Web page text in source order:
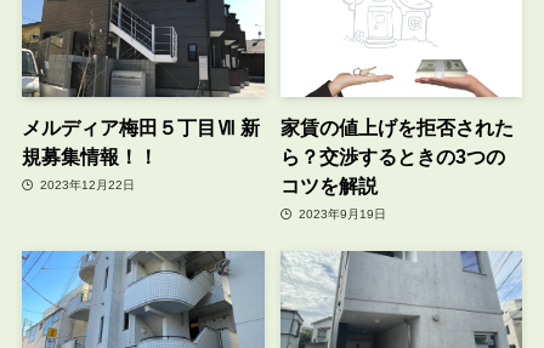
メルディア梅田５丁目Ⅶ 新
規募集情報！！
2023年12月22日
家賃の値上げを拒否された
ら？交渉するときの3つの
コツを解説
2023年9月19日